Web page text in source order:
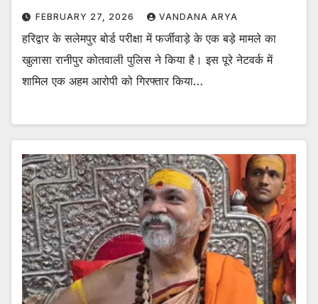
FEBRUARY 27, 2026 VANDANA ARYA
हरिद्वार के सलेमपुर बोर्ड परीक्षा में फर्जीवाड़े के एक बड़े मामले का
खुलासा रानीपुर कोतवाली पुलिस ने किया है। इस पूरे नेटवर्क में
शामिल एक अहम आरोपी को गिरफ्तार किया…